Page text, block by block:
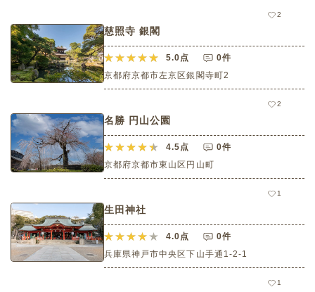
2
慈照寺 銀閣
5.0点
0件
京都府京都市左京区銀閣寺町2
2
名勝 円山公園
4.5点
0件
京都府京都市東山区円山町
1
生田神社
4.0点
0件
兵庫県神戸市中央区下山手通1-2-1
1